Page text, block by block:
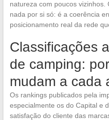
natureza com poucos
nada por si só: é a coerência
posicionamento real da rede
Classificações
de camping:
mudam a cada
Os rankings publicados pela
especialmente os do Capital e
satisfação do cliente das